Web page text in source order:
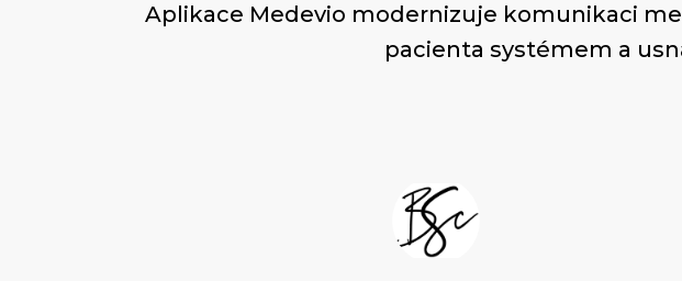
Aplikace Medevio modernizuje komunikaci
pacienta systémem a